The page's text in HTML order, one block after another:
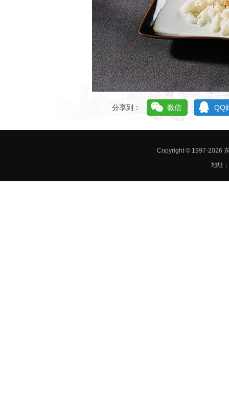
分享到： 微信 QQ
Copyright © 1997-2026
地址